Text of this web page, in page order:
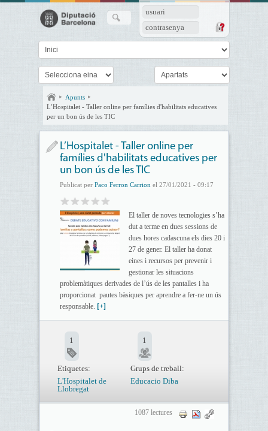
usuari
contrasenya
Apunts
L’Hospitalet - Taller online per famílies d'habilitats educatives
per un bon ús de les TIC
L’Hospitalet - Taller online per
famílies d'habilitats educatives per
un bon ús de les TIC
Publicat per Paco Ferron Carrion el 27/01/2021 - 09:17
El taller de noves tecnologies s’ha
dut a terme en dues sessions de
dues hores cadascuna els dies 20 i
27 de gener. El taller ha donat
eines i recursos per prevenir i
gestionar les situacions
problemàtiques derivades de l’ús de les pantalles i ha
proporcionat pautes bàsiques per aprendre a fer-ne un ús
responsable. [+]
1
Etiquetes:
L'Hospitalet de
Llobregat
1
Grups de treball:
Educacio Diba
1087 lectures